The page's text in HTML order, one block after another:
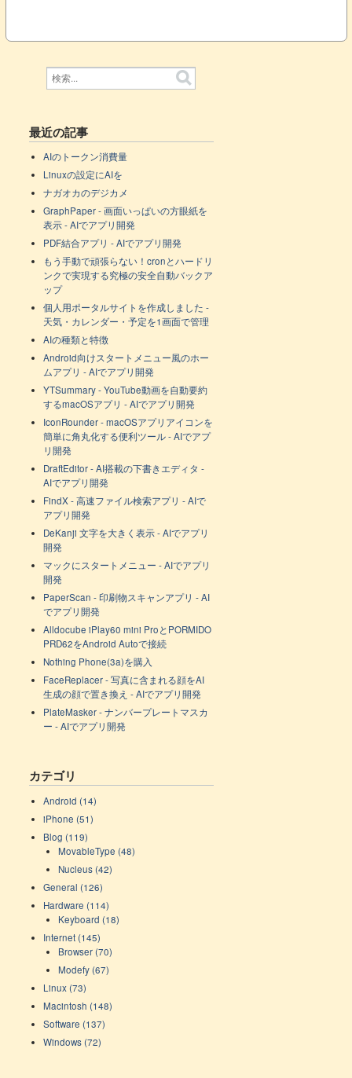
最近の記事
AIのトークン消費量
Linuxの設定にAIを
ナガオカのデジカメ
GraphPaper - 画面いっぱいの方眼紙を
表示 - AIでアプリ開発
PDF結合アプリ - AIでアプリ開発
もう手動で頑張らない！cronとハードリ
ンクで実現する究極の安全自動バックア
ップ
個人用ポータルサイトを作成しました -
天気・カレンダー・予定を1画面で管理
AIの種類と特徴
Android向けスタートメニュー風のホー
ムアプリ - AIでアプリ開発
YTSummary - YouTube動画を自動要約
するmacOSアプリ - AIでアプリ開発
IconRounder - macOSアプリアイコンを
簡単に角丸化する便利ツール - AIでアプ
リ開発
DraftEditor - AI搭載の下書きエディタ -
AIでアプリ開発
FindX - 高速ファイル検索アプリ - AIで
アプリ開発
DeKanji 文字を大きく表示 - AIでアプリ
開発
マックにスタートメニュー - AIでアプリ
開発
PaperScan - 印刷物スキャンアプリ - AI
でアプリ開発
Alldocube iPlay60 mini ProとPORMIDO
PRD62をAndroid Autoで接続
Nothing Phone(3a)を購入
FaceReplacer - 写真に含まれる顔をAI
生成の顔で置き換え - AIでアプリ開発
PlateMasker - ナンバープレートマスカ
ー - AIでアプリ開発
カテゴリ
Android (14)
iPhone (51)
Blog (119)
MovableType (48)
Nucleus (42)
General (126)
Hardware (114)
Keyboard (18)
Internet (145)
Browser (70)
Modefy (67)
Linux (73)
Macintosh (148)
Software (137)
Windows (72)